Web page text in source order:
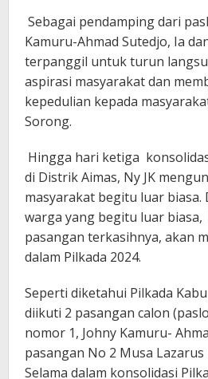
Sebagai pendamping dari
Kamuru-Ahmad Sutedjo, Ia
terpanggil untuk turun
aspirasi masyarakat dan
kepedulian kepada
Sorong.
Hingga hari ketiga
di Distrik Aimas, Ny JK
masyarakat begitu luar biasa.
warga yang begitu luar
pasangan terkasihnya, akan
dalam Pilkada 2024.
Seperti diketahui Pilkada
diikuti 2 pasangan calon
nomor 1, Johny Kamuru-
pasangan No 2 Musa
Selama dalam konsolidasi